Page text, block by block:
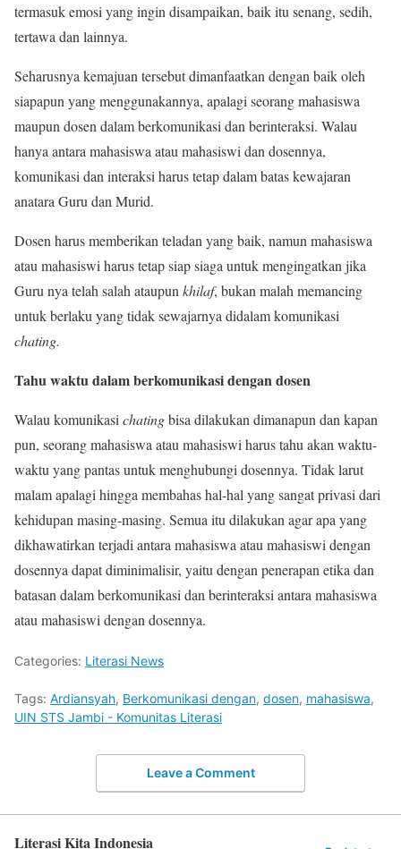
termasuk emosi yang ingin disampaikan, baik itu senang, sedih,
tertawa dan lainnya.
Seharusnya kemajuan tersebut dimanfaatkan dengan baik oleh
siapapun yang menggunakannya, apalagi seorang mahasiswa
maupun dosen dalam berkomunikasi dan berinteraksi. Walau
hanya antara mahasiswa atau mahasiswi dan dosennya,
komunikasi dan interaksi harus tetap dalam batas kewajaran
anatara Guru dan Murid.
Dosen harus memberikan teladan yang baik, namun mahasiswa
atau mahasiswi harus tetap siap siaga untuk mengingatkan jika
Guru nya telah salah ataupun khilaf, bukan malah memancing
untuk berlaku yang tidak sewajarnya didalam komunikasi
chating.
Tahu waktu dalam berkomunikasi dengan dosen
Walau komunikasi chatingbisa dilakukan dimanapun dan kapan
pun, seorang mahasiswa atau mahasiswi harus tahu akan waktu-
waktu yang pantas untuk menghubungi dosennya. Tidak larut
malam apalagi hingga membahas hal-hal yang sangat privasi dari
kehidupan masing-masing. Semua itu dilakukan agar apa yang
dikhawatirkan terjadi antara mahasiswa atau mahasiswi dengan
dosennya dapat diminimalisir, yaitu dengan penerapan etika dan
batasan dalam berkomunikasi dan berinteraksi antara mahasiswa
atau mahasiswi dengan dosennya.
Categories: Literasi News
Tags: Ardiansyah, Berkomunikasi dengan, dosen, mahasiswa,
UIN STS Jambi - Komunitas Literasi
Leave a Comment
Literasi Kita Indonesia